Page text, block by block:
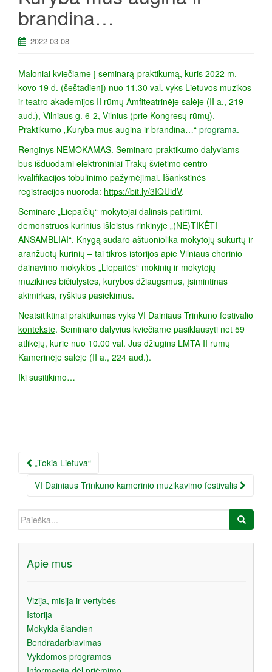
brandina…
2022-03-08
Maloniai kviečiame į seminarą-praktikumą, kuris 2022 m.
kovo 19 d. (šeštadienį) nuo 11.30 val. vyks Lietuvos muzikos
ir teatro akademijos II rūmų Amfiteatrinėje salėje (II a., 219
aud.), Vilniaus g. 6-2, Vilnius (prie Kongresų rūmų).
Praktikumo „Kūryba mus augina ir brandina…“ programa.
Renginys NEMOKAMAS. Seminaro-praktikumo dalyviams
bus išduodami elektroniniai Trakų švietimo centro
kvalifikacijos tobulinimo pažymėjimai. Išankstinės
registracijos nuoroda: https://bit.ly/3IQUidV.
Seminare „Liepaičių“ mokytojai dalinsis patirtimi,
demonstruos kūrinius išleistus rinkinyje „(NE)TIKĖTI
ANSAMBLIAI“. Knygą sudaro aštuoniolika mokytojų sukurtų ir
aranžuotų kūrinių – tai tikros istorijos apie Vilniaus chorinio
dainavimo mokyklos „Liepaitės“ mokinių ir mokytojų
muzikines bičiulystes, kūrybos džiaugsmus, įsimintinas
akimirkas, ryškius pasiekimus.
Neatsitiktinai praktikumas vyks VI Dainiaus Trinkūno festivalio
kontekste. Seminaro dalyvius kviečiame pasiklausyti net 59
atlikėjų, kurie nuo 10.00 val. Jus džiugins LMTA II rūmų
Kamerinėje salėje (II a., 224 aud.).
Iki susitikimo…
Įrašo
navigacija
„Tokia Lietuva“
VI Dainiaus Trinkūno kamerinio muzikavimo festivalis
Ieškoti:
Apie mus
Vizija, misija ir vertybės
Istorija
Mokykla šiandien
Bendradarbiavimas
Vykdomos programos